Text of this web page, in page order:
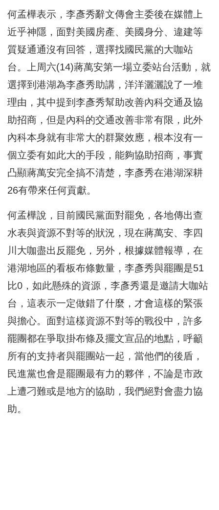
何孟樺表示，李彥秀辭文傳會主委後在媒體上
近乎神隱，面對美國房產、美國身分、違建等
質疑通通沒有回答，選擇找國民黨的大咖站
台。上周六(14)蔣萬安第一場立委站台活動，就
選擇到港湖為李彥秀助講，洋洋灑灑說了一堆
理由，其中提到李彥秀幫助改善內科交通及協
助招商，但是內科的交通改善非常有限，此外
內科本身就有非常大的群聚效應，根本沒有一
個立委有如此大的手段，能夠協助招商，事實
凸顯蔣萬安完全搞不清楚，李彥秀在港湖深耕
26有帶來任何貢獻。
何孟樺說，目前國民黨面對罷免，各地傳出查
水表與資源不對等的狀況，現在蔣萬安、李四
川大咖盡出反罷免，另外，根據媒體報導，在
港湖地區的看板布條數量，李彥秀與罷團是51
比0，如此懸殊的資源，李彥秀還是邀請大咖站
台，這表示一定做錯了什麼，才會這樣的緊張
與擔心。面對這樣資源不對等的戰役中，許多
罷團都在爭取掛布條及擺文宣品的地點，呼籲
所有的支持者與罷團站一起，當他們的後盾，
民進黨也會是罷團最有力的夥伴，不論是市政
上遭刁難或是地方的協助，我們絕對會盡力協
助。